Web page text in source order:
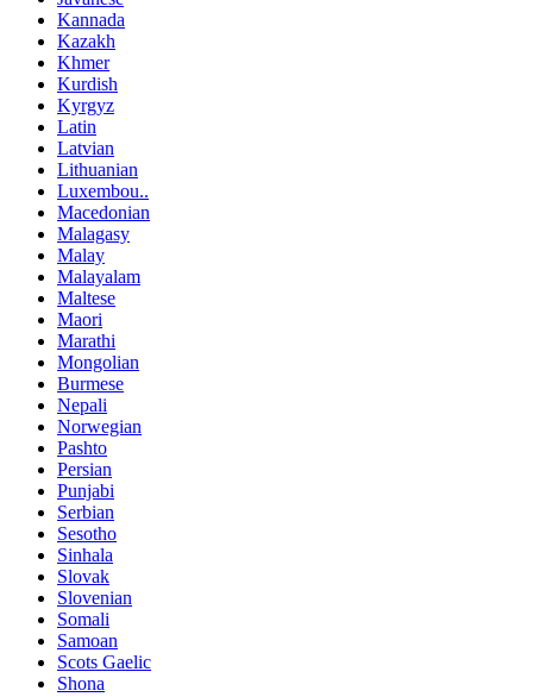
Kannada
Kazakh
Khmer
Kurdish
Kyrgyz
Latin
Latvian
Lithuanian
Luxembou..
Macedonian
Malagasy
Malay
Malayalam
Maltese
Maori
Marathi
Mongolian
Burmese
Nepali
Norwegian
Pashto
Persian
Punjabi
Serbian
Sesotho
Sinhala
Slovak
Slovenian
Somali
Samoan
Scots Gaelic
Shona